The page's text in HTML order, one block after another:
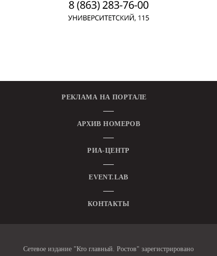
РЕКЛАМА НА ПОРТАЛЕ
АРХИВ НОМЕРОВ
РИА-ЦЕНТР
EVENT.LAB
КОНТАКТЫ
Сетевое издание "Кто главный. Ростов" зарегистрировано